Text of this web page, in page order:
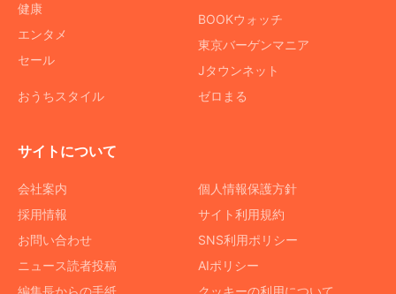
健康
エンタメ
セール
おうちスタイル
BOOKウォッチ
東京バーゲンマニア
Jタウンネット
ゼロまる
サイトについて
会社案内
採用情報
お問い合わせ
ニュース読者投稿
編集長からの手紙
個人情報保護方針
サイト利用規約
SNS利用ポリシー
AIポリシー
クッキーの利用について